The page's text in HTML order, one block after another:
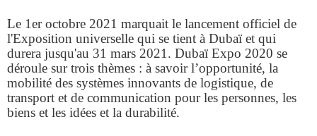
Le 1er octobre 2021 marquait le lancement officiel de
l'Exposition universelle qui se tient à Dubaï et qui
durera jusqu'au 31 mars 2021. Dubaï Expo 2020 se
déroule sur trois thèmes : à savoir l’opportunité, la
mobilité des systèmes innovants de logistique, de
transport et de communication pour les personnes, les
biens et les idées et la durabilité.